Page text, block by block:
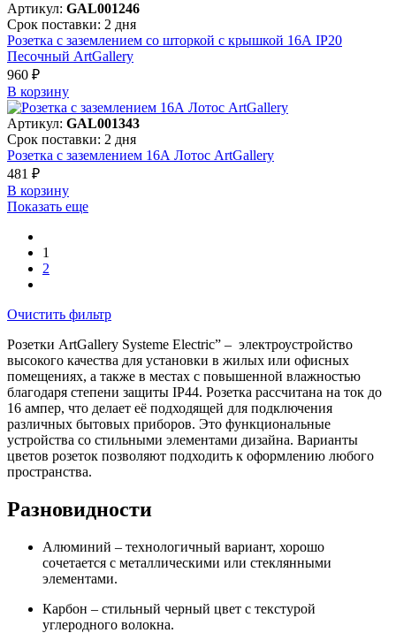
Артикул: GAL001246
Срок поставки: 2 дня
Розетка с заземлением со шторкой с крышкой 16А IP20
Песочный ArtGallery
960 ₽
В корзинy
Артикул: GAL001343
Срок поставки: 2 дня
Розетка с заземлением 16А Лотос ArtGallery
481 ₽
В корзинy
Показать еще
1
2
Очистить фильтр
Розетки ArtGallery Systeme Electric” – электроустройство
высокого качества для установки в жилых или офисных
помещениях, а также в местах с повышенной влажностью
благодаря степени защиты IP44. Розетка рассчитана на ток до
16 ампер, что делает её подходящей для подключения
различных бытовых приборов. Это функциональные
устройства со стильными элементами дизайна. Варианты
цветов розеток позволяют подходить к оформлению любого
пространства.
Разновидности
Алюминий – технологичный вариант, хорошо
сочетается с металлическими или стеклянными
элементами.
Карбон – стильный черный цвет с текстурой
углеродного волокна.